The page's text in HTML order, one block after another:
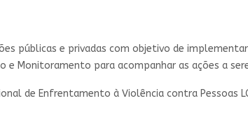
públicas e privadas com objetivo de
e Monitoramento para acompanhar as ações a
de Enfrentamento à Violência contra Pessoas